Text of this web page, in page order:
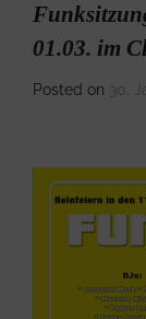
01.03. im
Posted on 30.